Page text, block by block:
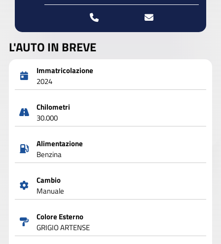
L'AUTO IN BREVE
Immatricolazione
2024
Chilometri
30.000
Alimentazione
Benzina
Cambio
Manuale
Colore Esterno
GRIGIO ARTENSE